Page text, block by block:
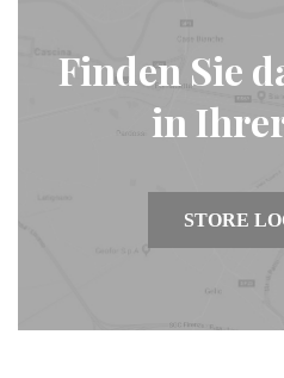
Finden Sie
in
STORE